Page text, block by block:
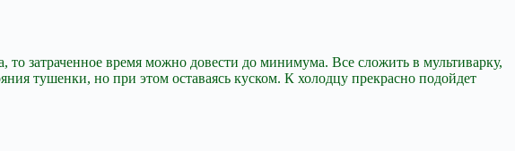
то затраченное время можно довести до минимума. Все сложить в мультиварку,
тушенки, но при этом оставаясь куском. К холодцу прекрасно подойдет